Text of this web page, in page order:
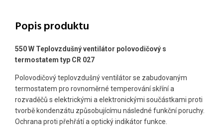
Popis produktu
550 W Teplovzdušný ventilátor polovodičový s
termostatem typ CR 027
Polovodičový teplovzdušný ventilátor se zabudovaným
termostatem pro rovnoměrné temperování skříní a
rozvaděčů s elektrickými a elektronickými součástkami proti
tvorbě kondenzátu způsobujícímu následné funkční poruchy.
Ochrana proti přehřátí a optický indikátor funkce.